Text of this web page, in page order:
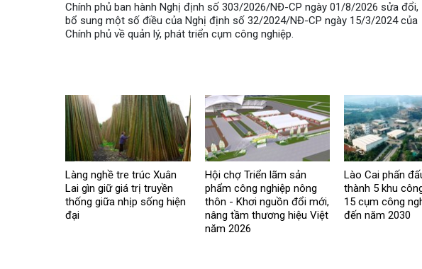
Chính phủ ban hành Nghị định số 303/2026/NĐ-CP ngày 01/8/2026 sửa đổi,
bổ sung một số điều của Nghị định số 32/2024/NĐ-CP ngày 15/3/2024 của
Chính phủ về quản lý, phát triển cụm công nghiệp.
Làng nghề tre trúc Xuân
Lai gìn giữ giá trị truyền
thống giữa nhịp sống hiện
đại
Hội chợ Triển lãm sản
phẩm công nghiệp nông
thôn - Khơi nguồn đổi mới,
nâng tầm thương hiệu Việt
năm 2026
Lào Cai phấn
thành 5 khu
15 cụm công
đến năm 2030